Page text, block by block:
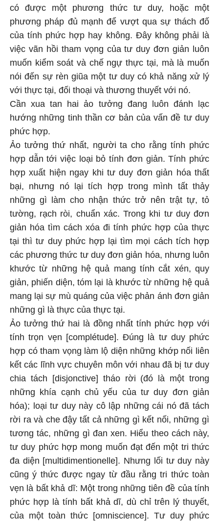
có được một phương thức tư duy, hoặc một
phương pháp đủ mạnh để vượt qua sự thách đố
của tính phức hợp hay không. Đây không phải là
việc vãn hồi tham vọng của tư duy đơn giản luôn
muốn kiểm soát và chế ngự thực tại, mà là muốn
nói đến sự rèn giũa một tư duy có khả năng xử lý
với thực tại, đối thoại và thương thuyết với nó.
Cần xua tan hai ảo tưởng đang luôn đánh lạc
hướng những tinh thần cơ bản của vấn đề tư duy
phức hợp.
Ảo tưởng thứ nhất, người ta cho rằng tính phức
hợp dẫn tới việc loại bỏ tính đơn giản. Tính phức
hợp xuất hiện ngay khi tư duy đơn giản hóa thất
bại, nhưng nó lại tích hợp trong mình tất thảy
những gì làm cho nhận thức trở nên trật tự, tỏ
tường, rạch ròi, chuẩn xác. Trong khi tư duy đơn
giản hóa tìm cách xóa đi tính phức hợp của thực
tại thì tư duy phức hợp lại tìm mọi cách tích hợp
các phương thức tư duy đơn giản hóa, nhưng luôn
khước từ những hệ quả mang tính cắt xén, quy
giản, phiến diện, tóm lại là khước từ những hệ quả
mang lại sự mù quáng của việc phản ánh đơn giản
những gì là thực của thực tại.
Ảo tưởng thứ hai là đồng nhất tính phức hợp với
tính trọn vẹn [complétude]. Đúng là tư duy phức
hợp có tham vọng làm lộ diện những khớp nối liên
kết các lĩnh vực chuyên môn với nhau đã bị tư duy
chia tách [disjonctive] tháo rời (đó là một trong
những khía cạnh chủ yếu của tư duy đơn giản
hóa); loại tư duy này cô lập những cái nó đã tách
rời ra và che đậy tất cả những gì kết nối, những gì
tương tác, những gì đan xen. Hiểu theo cách này,
tư duy phức hợp mong muốn đạt đến một tri thức
đa diện [multidimentionelle]. Nhưng lối tư duy này
cũng ý thức được ngay từ đầu rằng tri thức toàn
vẹn là bất khả dĩ: Một trong những tiên đề của tính
phức hợp là tính bất khả dĩ, dù chỉ trên lý thuyết,
của một toàn thức [omniscience]. Tư duy phức